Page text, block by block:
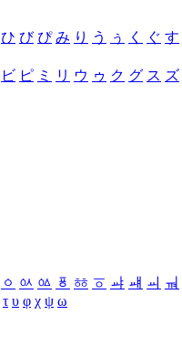
ひ び ぴ み り う ぅ く ぐ す
ビ ピ ミ リ ウ ゥ ク グ ス ズ
ㆁ ㆂ ㆃ ㆄ ㆅ ㆆ ㆇ ㆈ ㆉ ㆊ
τ υ φ χ ψ ω